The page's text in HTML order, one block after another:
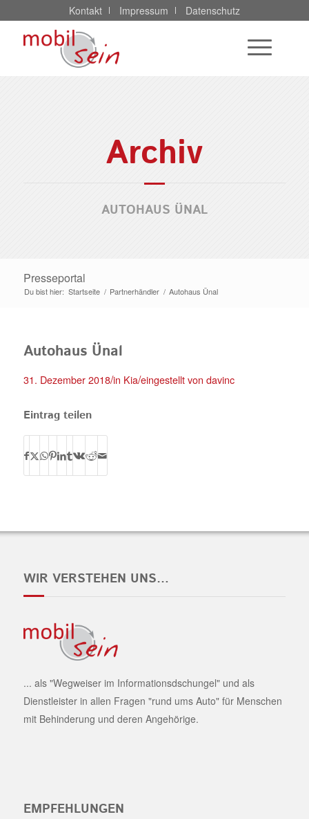
Kontakt Impressum Datenschutz
Archiv
AUTOHAUS ÜNAL
Presseportal
Du bist hier: Startseite / Partnerhändler / Autohaus Ünal
Autohaus Ünal
31. Dezember 2018/in Kia/eingestellt von davinc
Eintrag teilen
WIR VERSTEHEN UNS…
... als "Wegweiser im Informationsdschungel" und als
Dienstleister in allen Fragen "rund ums Auto" für Menschen
mit Behinderung und deren Angehörige.
EMPFEHLUNGEN